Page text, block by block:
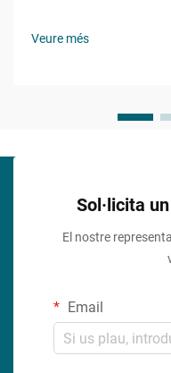
Veure més
Sol·licita
El nostre
Email